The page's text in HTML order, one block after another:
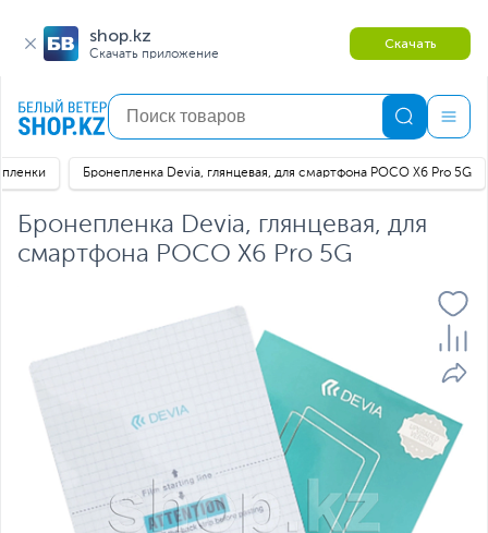
shop.kz
Скачать приложение
Скачать
Бронепленка Devia, глянцевая, для смартфона POCO X6 Pro 5G
Бронепленка Devia, глянцевая, для
смартфона POCO X6 Pro 5G